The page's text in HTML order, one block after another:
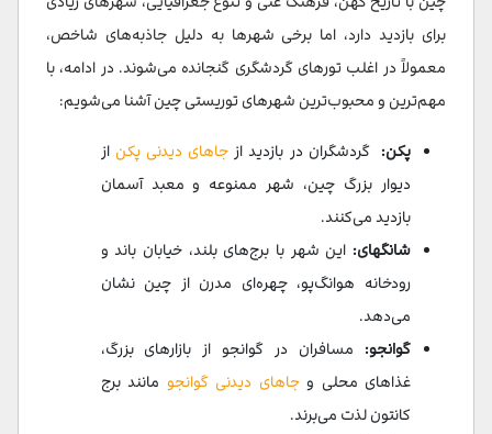
برای بازدید دارد، اما برخی شهرها به دلیل جاذبه‌های شاخص،
معمولاً در اغلب تورهای گردشگری گنجانده می‌شوند. در ادامه، با
مهم‌ترین و محبوب‌ترین شهرهای توریستی چین آشنا می‌شویم:
پکن: گردشگران در بازدید از جاهای دیدنی پکن از
دیوار بزرگ چین، شهر ممنوعه و معبد آسمان
بازدید می‌کنند.
شانگهای: این شهر با برج‌های بلند، خیابان باند و
رودخانه هوانگ‌پو، چهره‌ای مدرن از چین نشان
می‌دهد.
گوانجو: مسافران در گوانجو از بازارهای بزرگ،
غذاهای محلی وجاهای دیدنی گوانجو مانند برج
کانتون لذت می‌برند.